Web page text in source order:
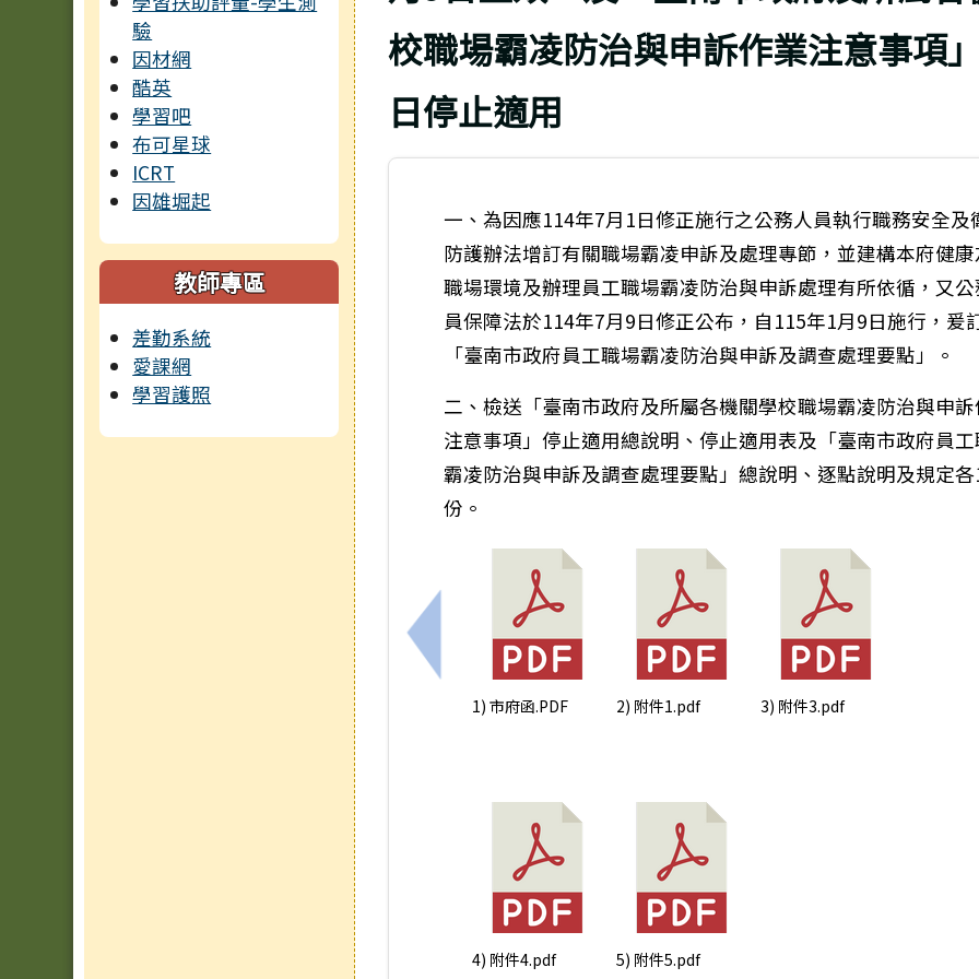
驗
因材網
酷英
學習吧
布可星球
ICRT
因雄堀起
教師專區
差勤系統
愛課網
學習護照
校職場霸凌防治與申訴作業注意事項
日停止適用
上一筆：檢送市府115學年度特約托育機構名單
一、為因應114年7月1日修正施行之公務人員執行職務安全及
防護辦法增訂有關職場霸凌申訴及處理專節，並建構本府健
職場環境及辦理員工職場霸凌防治與申訴處理有所依循，又
員保障法於114年7月9日修正公布，自115年1月9日施行，爰
「臺南市政府員工職場霸凌防治與申訴及調查處理要點」。
二、檢送「臺南市政府及所屬各機關學校職場霸凌防治與申
注意事項」停止適用總說明、停止適用表及「臺南市政府員
霸凌防治與申訴及調查處理要點」總說明、逐點說明及規定
份。
1) 市府函.PDF 2) 附件1.pdf 3) 附件3.pdf
4) 附件4.pdf 5) 附件5.pdf